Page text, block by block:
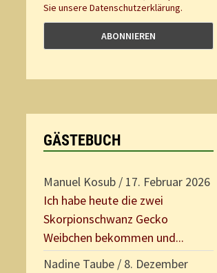
Sie unsere Datenschutzerklärung.
GÄSTEBUCH
Manuel Kosub / 17. Februar 2026
Ich habe heute die zwei
Skorpionschwanz Gecko
Weibchen bekommen und...
Nadine Taube / 8. Dezember